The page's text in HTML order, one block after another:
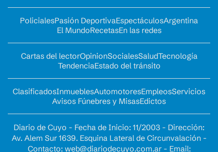
PolicialesPasión DeportivaEspectáculosArgentina
El MundoRecetasEn las redes
Cartas del lectorOpinionSocialesSaludTecnología
TendenciaEstado del tránsito
ClasificadosInmueblesAutomotoresEmpleosServicios
Avisos Fúnebres y MisasEdictos
Diario de Cuyo - Fecha de Inicio: 11/2003 - Dirección:
Av. Alem Sur 1639. Esquina Lateral de Circunvalación -
Contacto: web@diariodecuyo.com.ar- Email: